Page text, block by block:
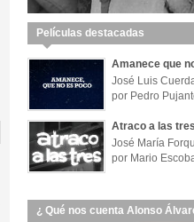
Películas destacadas
Amanece que
José Luis
por Pedro
Atraco a las tres
José María
por Mario
¿ Qué nos cuenta Alonso